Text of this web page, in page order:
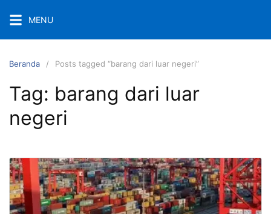
ke
konten
MENU
Beranda Posts tagged “barang dari luar negeri”
Tag: barang dari luar
negeri